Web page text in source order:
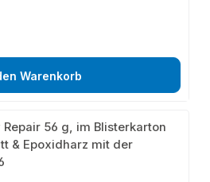
Warenkorb